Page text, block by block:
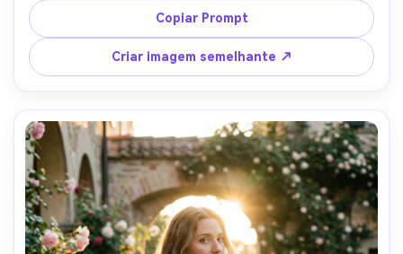
brancos quentes e renda creme, iluminação de lustre, 70
mm f/2.8, corpo inteiro com linhas de liderança, humor
equilibrado, detalhe fotorealista, foco nítido, roupa
drapada naturalmente em seu quadro-AR 4:5
Copiar Prompt
Criar imagem semelhante ↗